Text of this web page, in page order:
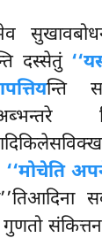
दस्सेतुं
न्ति
‘‘मोचेति